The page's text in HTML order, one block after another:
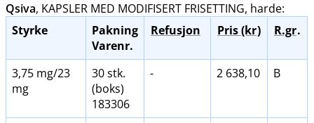
Qsiva, KAPSLER MED MODIFISERT FRISETTING, harde:
Styrke
Pakning
Varenr.
Refusjon Pris (kr) R.gr.
3,75 mg/23
mg
30 stk.
(boks)
183306
- 2 638,10 B